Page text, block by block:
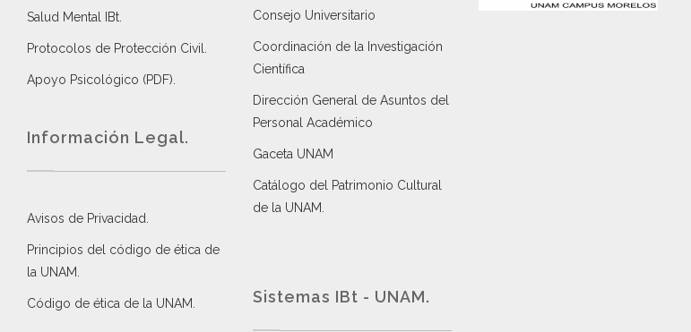
Salud Mental IBt
Protocolos de Protección Civil
Apoyo Psicológico (PDF)
Información Legal.
Avisos de Privacidad
Principios del código de ética de
la UNAM
Código de ética de la UNAM
Consejo Universitario
Coordinación de la Investigación
Científica
Dirección General de Asuntos del
Personal Académico
Gaceta UNAM
Catálogo del Patrimonio Cultural
de la UNAM.
Sistemas IBt - UNAM.